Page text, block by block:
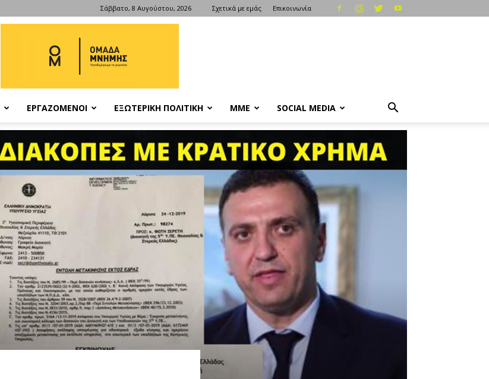
Σάββατο, 8 Αυγούστου, 2026 Σχετικά με εμάς Επικοινωνία
ΕΡΓΑΖΟΜΕΝΟΙ ΕΞΩΤΕΡΙΚΗ ΠΟΛΙΤΙΚΗ ΜΜΕ SOCIAL MEDIA